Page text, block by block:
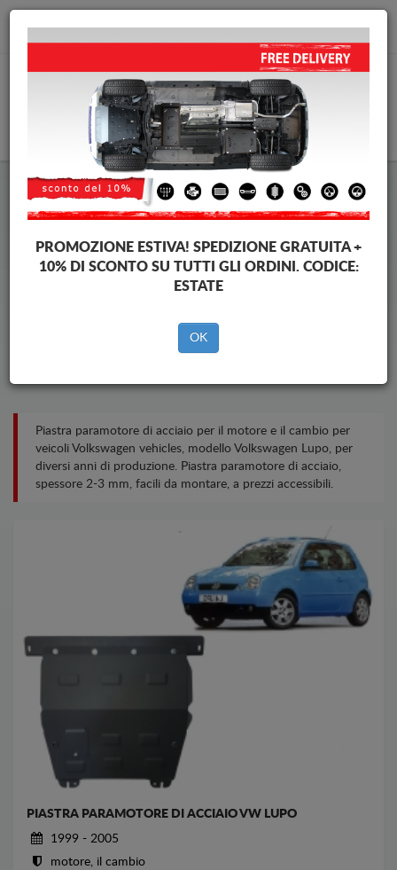
info@piastraparamotore.com
Piastra paramotore di acciaio
Volkswagen Lupo
Piastra paramotore di acciaio per il motore e il cambio per
veicoli Volkswagen vehicles, modello Volkswagen Lupo, per
diversi anni di produzione. Piastra paramotore di acciaio,
spessore 2-3 mm, facili da montare, a prezzi accessibili.
PIASTRA PARAMOTORE DI ACCIAIO VW LUPO
1999 - 2005
motore, il cambio
PROMOZIONE ESTIVA! SPEDIZIONE GRATUITA +
10% DI SCONTO SU TUTTI GLI ORDINI. CODICE:
ESTATE
OK